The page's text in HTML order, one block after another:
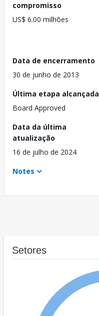
compromisso
US$ 6.00 milhões
Data de encerramento
30 de junho de 2013
Última etapa alcançada
Board Approved
Data da última
atualização
16 de julho de 2024
Notes
Setores